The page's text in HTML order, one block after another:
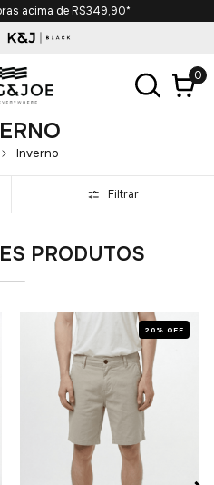
acima de R$349,90*
0
Inverno
Filtrar
PRODUTOS
20% OFF